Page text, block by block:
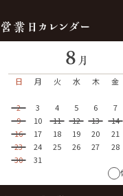
営業日カレンダー
8 月
日
月 火 水 木 金
2
3 4 5 6 7
9
10 11 12 13 14
16
17 18 19 20 21
23
24 25 26 27 28
30
31